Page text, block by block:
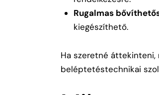
Rugalmas
kiegészíthető.
Ha szeretné áttekinteni,
beléptetéstechnikai